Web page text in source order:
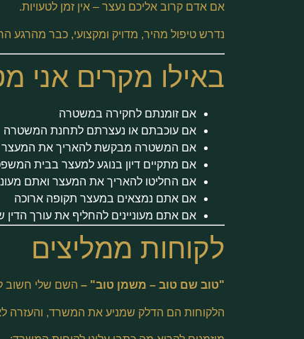
אם אדם קרוב אליכם נעצר – אין זמן לטעויות.
נדרש טיפול מהיר, מדויק ומקצועי, כבר מהרגע
באילו מקרים אני
אם זומנתם לחקירה במשטרה
אם עוכבתם או נעצרתם לתחנת המשטרה
אם המשטרה מבקשת להאריך את המעצר
אם מתקיים דיון בנוגע למעצר בבית
אם החליטו להאריך את המעצר ואתם
אם אתם נמצאים במעצר תקופה ארוכה
אם אתם מעוניינים להחליף את עורך הדין
לקוחות ממליצים
"טוב שם טוב – משמן טוב" – השם שלי חשוב
הלקוחות הם הדלק שמניע את המשרד, והעזרה